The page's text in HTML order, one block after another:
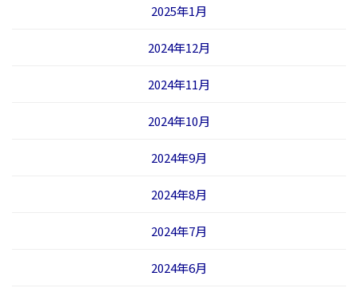
2025年1月
2024年12月
2024年11月
2024年10月
2024年9月
2024年8月
2024年7月
2024年6月